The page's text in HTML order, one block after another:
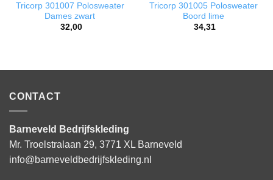
Tricorp 301007 Polosweater
Dames zwart
32,00
Tricorp 301005 Polosweater
Boord lime
34,31
CONTACT
Barneveld Bedrijfskleding
Mr. Troelstralaan 29, 3771 XL Barneveld
info@barneveldbedrijfskleding.nl